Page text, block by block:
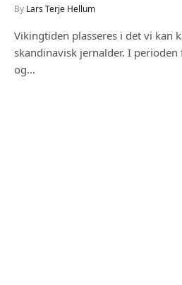
By Lars Terje Hellum
Vikingtiden plasseres i det vi kan
skandinavisk jernalder. I
og…